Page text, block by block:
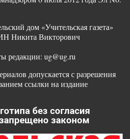
дом «Учительская газета»
Никита Викторович
редакции: ug@ug.ru
допускается с разрешения
ссылки на издание
без согласия
законом